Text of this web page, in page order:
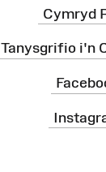
Cymryd
Tanysgrifio i'n